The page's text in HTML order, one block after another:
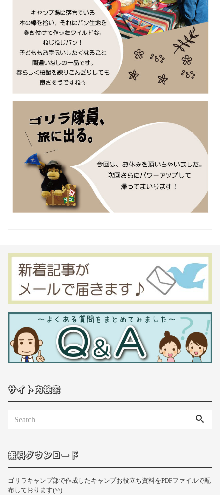
サイト内検索
無料ダウンロード
ゴリラキャンプ部で作成したキャンプお役立ち資料をPDFファイルで配
布しております(^^)